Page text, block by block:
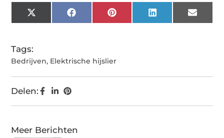
X
(Twitter)
FacebookPinterestLinkedIn Email
Tags:
Bedrijven, Elektrische hijslier
Delen:
Meer Berichten